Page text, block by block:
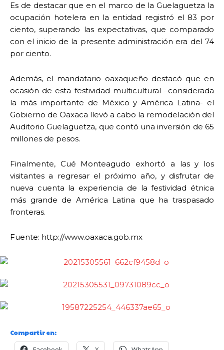
Es de destacar que en el marco de la Guelaguetza la
ocupación hotelera en la entidad registró el 83 por
ciento, superando las expectativas, que comparado
con el inicio de la presente administración era del 74
por ciento.
Además, el mandatario oaxaqueño destacó que en
ocasión de esta festividad multicultural –considerada
la más importante de México y América Latina- el
Gobierno de Oaxaca llevó a cabo la remodelación del
Auditorio Guelaguetza, que contó una inversión de 65
millones de pesos.
Finalmente, Cué Monteagudo exhortó a las y los
visitantes a regresar el próximo año, y disfrutar de
nueva cuenta la experiencia de la festividad étnica
más grande de América Latina que ha traspasado
fronteras.
Fuente: http://www.oaxaca.gob.mx
Compartir en: